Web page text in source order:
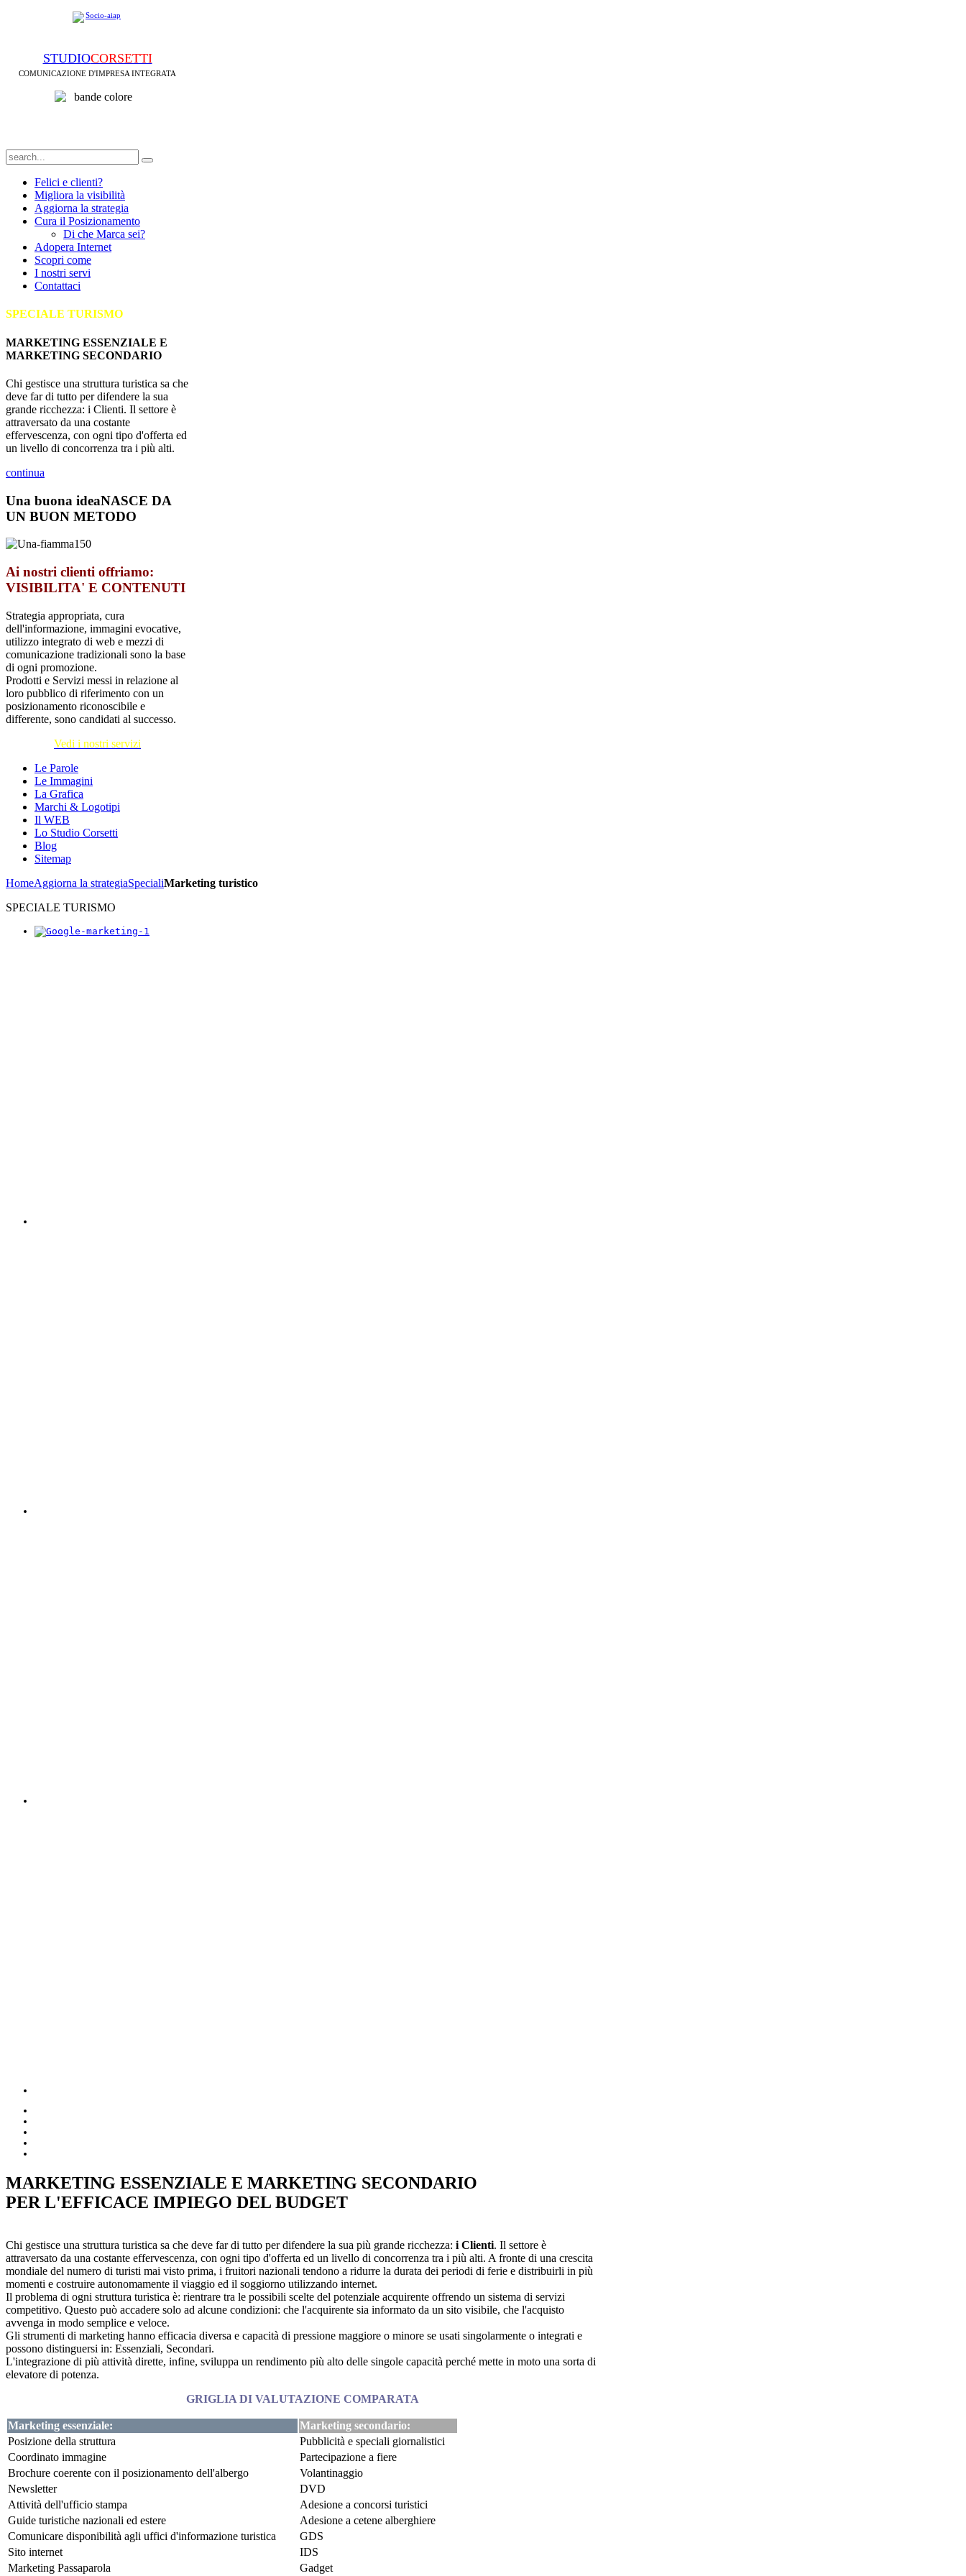
STUDIOCORSETTI
COMUNICAZIONE D'IMPRESA INTEGRATA
Felici e clienti?
Migliora la visibilità
Aggiorna la strategia
Cura il Posizionamento
Di che Marca sei?
Adopera Internet
Scopri come
I nostri servi
Contattaci
SPECIALE TURISMO
MARKETING ESSENZIALE E
MARKETING SECONDARIO
Chi gestisce una struttura turistica sa che
deve far di tutto per difendere la sua
grande ricchezza: i Clienti. Il settore è
attraversato da una costante
effervescenza, con ogni tipo d'offerta ed
un livello di concorrenza tra i più alti.
continua
Una buona ideaNASCE DA
UN BUON METODO
Ai nostri clienti offriamo:
VISIBILITA' E CONTENUTI
Strategia appropriata, cura
dell'informazione, immagini evocative,
utilizzo integrato di web e mezzi di
comunicazione tradizionali sono la base
di ogni promozione.
Prodotti e Servizi messi in relazione al
loro pubblico di riferimento con un
posizionamento riconoscibile e
differente, sono candidati al successo.
Vedi i nostri servizi
Le Parole
Le Immagini
La Grafica
Marchi & Logotipi
Il WEB
Lo Studio Corsetti
Blog
Sitemap
HomeAggiorna la strategiaSpecialiMarketing turistico
SPECIALE TURISMO
MARKETING ESSENZIALE E MARKETING SECONDARIO
PER L'EFFICACE IMPIEGO DEL BUDGET
Chi gestisce una struttura turistica sa che deve far di tutto per difendere la sua più grande ricchezza: i Clienti. Il settore è
attraversato da una costante effervescenza, con ogni tipo d'offerta ed un livello di concorrenza tra i più alti. A fronte di una crescita
mondiale del numero di turisti mai visto prima, i fruitori nazionali tendono a ridurre la durata dei periodi di ferie e distribuirli in più
momenti e costruire autonomamente il viaggio ed il soggiorno utilizzando internet.
Il problema di ogni struttura turistica è: rientrare tra le possibili scelte del potenziale acquirente offrendo un sistema di servizi
competitivo. Questo può accadere solo ad alcune condizioni: che l'acquirente sia informato da un sito visibile, che l'acquisto
avvenga in modo semplice e veloce.
Gli strumenti di marketing hanno efficacia diversa e capacità di pressione maggiore o minore se usati singolarmente o integrati e
possono distinguersi in: Essenziali, Secondari.
L'integrazione di più attività dirette, infine, sviluppa un rendimento più alto delle singole capacità perché mette in moto una sorta di
elevatore di potenza.
GRIGLIA DI VALUTAZIONE COMPARATA
Marketing essenziale:
Marketing secondario:
Posizione della struttura
Pubblicità e speciali giornalistici
Coordinato immagine
Partecipazione a fiere
Brochure coerente con il posizionamento dell'albergo
Volantinaggio
Newsletter
DVD
Attività dell'ufficio stampa
Adesione a concorsi turistici
Guide turistiche nazionali ed estere
Adesione a cetene alberghiere
Comunicare disponibilità agli uffici d'informazione turistica
GDS
Sito internet
IDS
Marketing Passaparola
Gadget